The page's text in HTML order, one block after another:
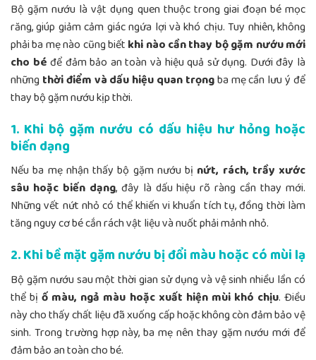
Bộ gặm nướu là vật dụng quen thuộc trong giai đoạn bé mọc
răng, giúp giảm cảm giác ngứa lợi và khó chịu. Tuy nhiên, không
phải ba mẹ nào cũng biết khi nào cần thay bộ gặm nướu mới
cho bé để đảm bảo an toàn và hiệu quả sử dụng. Dưới đây là
những thời điểm và dấu hiệu quan trọngba mẹ cần lưu ý để
thay bộ gặm nướu kịp thời.
1. Khi bộ gặm nướu có dấu hiệu hư hỏng hoặc
biến dạng
Nếu ba mẹ nhận thấy bộ gặm nướu bị nứt, rách, trầy xước
sâu hoặc biến dạng, đây là dấu hiệu rõ ràng cần thay mới.
Những vết nứt nhỏ có thể khiến vi khuẩn tích tụ, đồng thời làm
tăng nguy cơ bé cắn rách vật liệu và nuốt phải mảnh nhỏ.
2. Khi bề mặt gặm nướu bị đổi màu hoặc có mùi lạ
Bộ gặm nướu sau một thời gian sử dụng và vệ sinh nhiều lần có
thể bịố màu, ngả màu hoặc xuất hiện mùi khó chịu. Điều
này cho thấy chất liệu đã xuống cấp hoặc không còn đảm bảo vệ
sinh. Trong trường hợp này, ba mẹ nên thay gặm nướu mới để
đảm bảo an toàn cho bé.